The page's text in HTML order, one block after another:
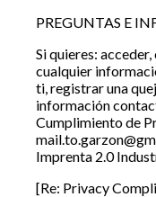
PREGUNTAS E
Si quieres:
cualquier
ti, registrar una
información
Cumplimiento de
Imprenta 2.0
[Re: Privacy